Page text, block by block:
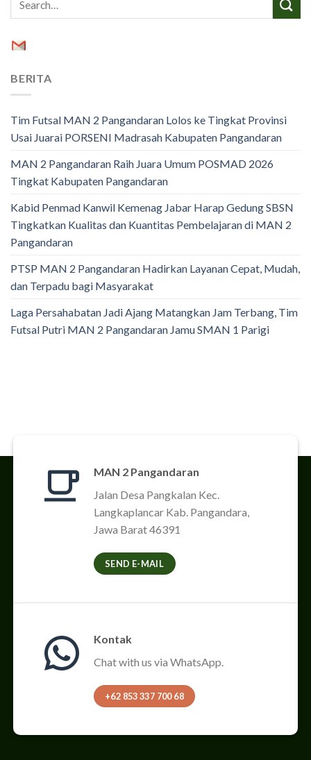
BERITA
Tim Futsal MAN 2 Pangandaran Lolos ke Tingkat Provinsi
Usai Juarai PORSENI Madrasah Kabupaten Pangandaran
MAN 2 Pangandaran Raih Juara Umum POSMAD 2026
Tingkat Kabupaten Pangandaran
Kabid Penmad Kanwil Kemenag Jabar Harap Gedung SBSN
Tingkatkan Kualitas dan Kuantitas Pembelajaran di MAN 2
Pangandaran
PTSP MAN 2 Pangandaran Hadirkan Layanan Cepat, Mudah,
dan Terpadu bagi Masyarakat
Laga Persahabatan Jadi Ajang Matangkan Jam Terbang, Tim
Futsal Putri MAN 2 Pangandaran Jamu SMAN 1 Parigi
MAN 2 Pangandaran
Jalan Desa Pangkalan Kec.
Langkaplancar Kab. Pangandara,
Jawa Barat 46391
SEND E-MAIL
Kontak
Chat with us via WhatsApp.
+62 853 337 700 68